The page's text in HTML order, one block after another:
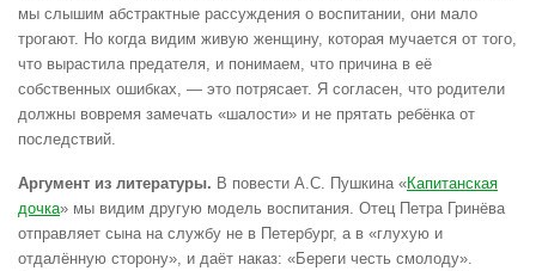
мы слышим абстрактные рассуждения о воспитании, они мало
трогают. Но когда видим живую женщину, которая мучается от того,
что вырастила предателя, и понимаем, что причина в её
собственных ошибках, — это потрясает. Я согласен, что родители
должны вовремя замечать «шалости» и не прятать ребёнка от
последствий.
Аргумент из литературы. В повести А.С. Пушкина «Капитанская
дочка» мы видим другую модель воспитания. Отец Петра Гринёва
отправляет сына на службу не в Петербург, а в «глухую и
отдалённую сторону», и даёт наказ: «Береги честь смолоду».